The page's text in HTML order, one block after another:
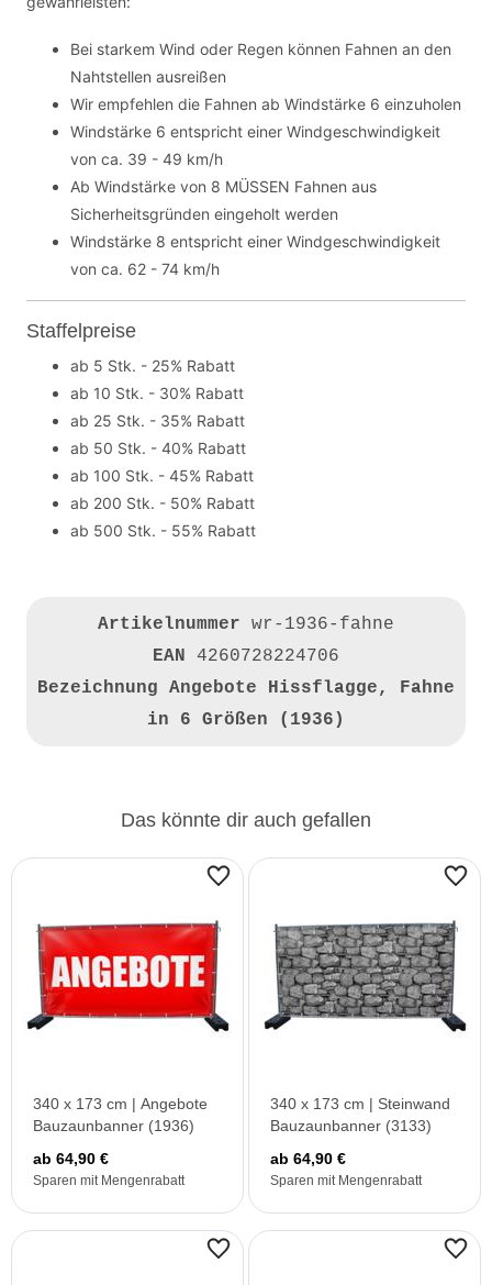
Bei starkem Wind oder Regen können Fahnen an den
Nahtstellen ausreißen
Wir empfehlen die Fahnen ab Windstärke 6 einzuholen
Windstärke 6 entspricht einer Windgeschwindigkeit
von ca. 39 - 49 km/h
Ab Windstärke von 8 MÜSSEN Fahnen aus
Sicherheitsgründen eingeholt werden
Windstärke 8 entspricht einer Windgeschwindigkeit
von ca. 62 - 74 km/h
Staffelpreise
ab 5 Stk. - 25% Rabatt
ab 10 Stk. - 30% Rabatt
ab 25 Stk. - 35% Rabatt
ab 50 Stk. - 40% Rabatt
ab 100 Stk. - 45% Rabatt
ab 200 Stk. - 50% Rabatt
ab 500 Stk. - 55% Rabatt
Artikelnummer wr-1936-fahne
EAN 4260728224706
Bezeichnung Angebote Hissflagge, Fahne
in 6 Größen (1936)
Das könnte dir auch gefallen
340 x 173 cm | Angebote
Bauzaunbanner (1936)
ab 64,90 €
Sparen mit Mengenrabatt
340 x 173 cm | Steinwand
Bauzaunbanner (3133)
ab 64,90 €
Sparen mit Mengenrabatt